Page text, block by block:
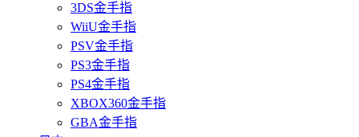
3DS金手指
WiiU金手指
PSV金手指
PS3金手指
PS4金手指
XBOX360金手指
GBA金手指